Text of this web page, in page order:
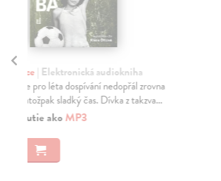
Northangerské opatství
Austenová Jane| Elektronická audiokniha
„Když je nějaké slečně souzeno být
svéhlavost čtyřiceti sousedních rodin jí v tom
Na stiahnutie ako
14,72 €